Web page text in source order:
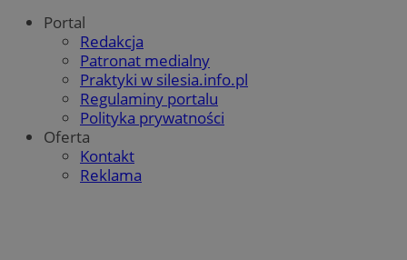
Portal
Redakcja
Patronat medialny
Praktyki w silesia.info.pl
Regulaminy portalu
Polityka prywatności
Oferta
Kontakt
Reklama